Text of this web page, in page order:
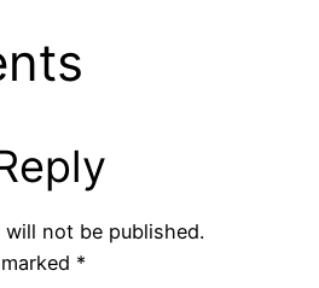
will not be published.
*